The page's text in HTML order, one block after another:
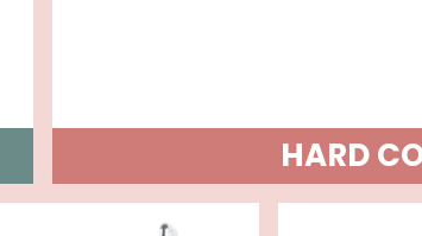
HARD